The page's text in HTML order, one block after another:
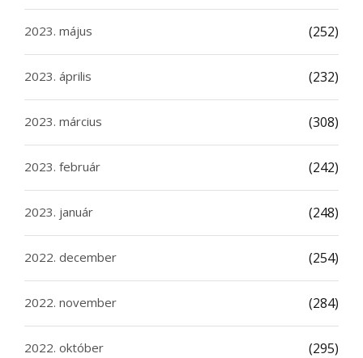
2023. május (252)
2023. április (232)
2023. március (308)
2023. február (242)
2023. január (248)
2022. december (254)
2022. november (284)
2022. október (295)